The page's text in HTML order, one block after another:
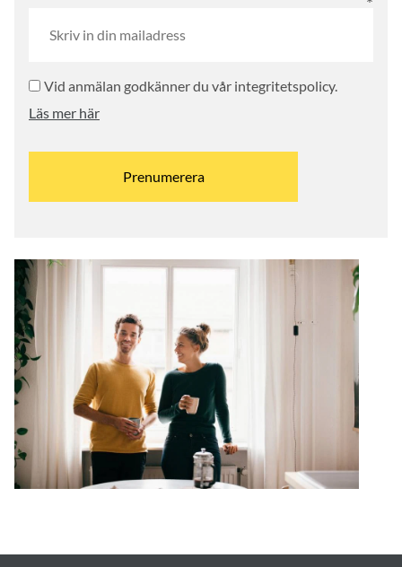
Vid anmälan godkänner du vår integritetspolicy.
Läs mer här